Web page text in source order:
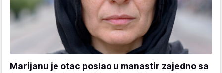
Marijanu je otac poslao u manastir zajedno sa